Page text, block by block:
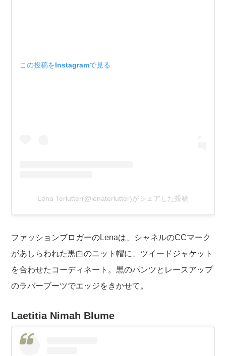
この投稿をInstagramで見る
Lena Terlutter(@lenaterlutter)がシェアした投稿
ファッションブロガーのLenaは、シャネルのCCマーク
があしらわれた黒白のニット帽に、ツイードジャケット
を合わせたコーディネート。黒のパンツとレースアップ
のラバーブーツでエッジをきかせて。
Laetitia Nimah Blume